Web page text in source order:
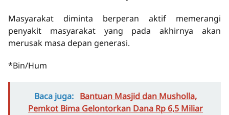
Masyarakat diminta berperan aktif memerangi
penyakit masyarakat yang pada akhirnya akan
merusak masa depan generasi.
*Bin/Hum
Baca juga: Bantuan Masjid dan Musholla,
Pemkot Bima Gelontorkan Dana Rp 6,5 Miliar